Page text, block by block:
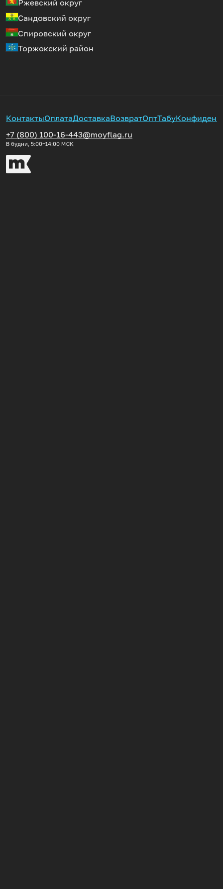
Ржевский округ
Сандовский округ
Спировский округ
Торжокский район
КонтактыОплатаДоставкаВозвратОптТабу
+7 (800) 100-16-44
В будни, 5:00‒14:00 МСК
3@moyflag.ru